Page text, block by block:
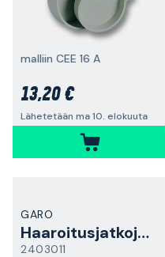
malliin CEE 16 A
13,20 €
Lähetetään ma 10. elokuuta
GARO
Haaroitusjatkojohto
2403011